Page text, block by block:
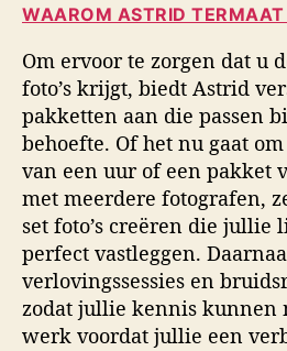
WAAROM ASTRID TERMAAT
Om ervoor te zorgen dat u
foto’s krijgt, biedt Astrid
pakketten aan die passen
behoefte. Of het nu gaat
van een uur of een pakket
met meerdere fotografen,
set foto’s creëren die jullie
perfect vastleggen.
verlovingssessies en
zodat jullie kennis kunnen
werk voordat jullie een